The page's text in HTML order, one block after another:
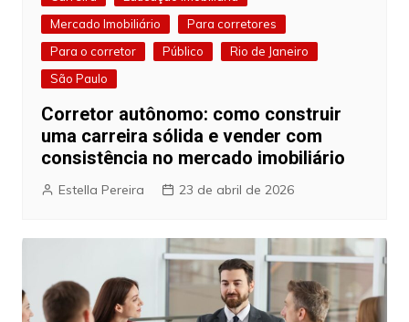
Mercado Imobiliário
Para corretores
Para o corretor
Público
Rio de Janeiro
São Paulo
Corretor autônomo: como construir
uma carreira sólida e vender com
consistência no mercado imobiliário
Estella Pereira 23 de abril de 2026